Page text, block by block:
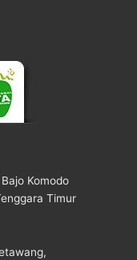
Komodo
Timur